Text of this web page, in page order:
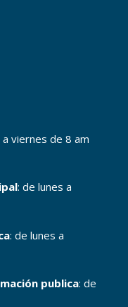
a viernes de 8 am
: de lunes a
: de lunes a
publica: de